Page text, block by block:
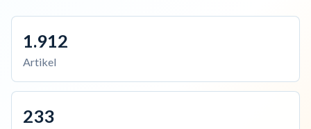
1.912
Artikel
233